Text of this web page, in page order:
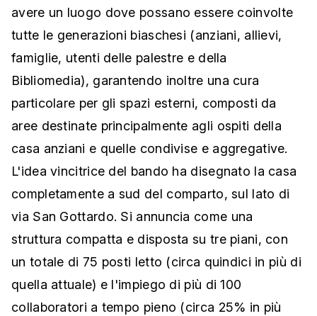
avere un luogo dove possano essere coinvolte
tutte le generazioni biaschesi (anziani, allievi,
famiglie, utenti delle palestre e della
Bibliomedia), garantendo inoltre una cura
particolare per gli spazi esterni, composti da
aree destinate principalmente agli ospiti della
casa anziani e quelle condivise e aggregative.
L'idea vincitrice del bando ha disegnato la casa
completamente a sud del comparto, sul lato di
via San Gottardo. Si annuncia come una
struttura compatta e disposta su tre piani, con
un totale di 75 posti letto (circa quindici in più di
quella attuale) e l'impiego di più di 100
collaboratori a tempo pieno (circa 25% in più